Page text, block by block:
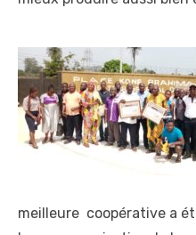
meilleure coopérative a